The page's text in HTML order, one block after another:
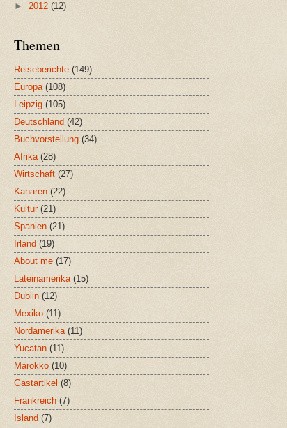
► 2012 (12)
Themen
Reiseberichte (149)
Europa (108)
Leipzig (105)
Deutschland (42)
Buchvorstellung (34)
Afrika (28)
Wirtschaft (27)
Kanaren (22)
Kultur (21)
Spanien (21)
Irland (19)
About me (17)
Lateinamerika (15)
Dublin (12)
Mexiko (11)
Nordamerika (11)
Yucatan (11)
Marokko (10)
Gastartikel (8)
Frankreich (7)
Island (7)